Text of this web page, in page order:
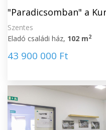
"Paradicsomban" a
Szentes
Eladó családi ház, 102 m2
43 900 000 Ft